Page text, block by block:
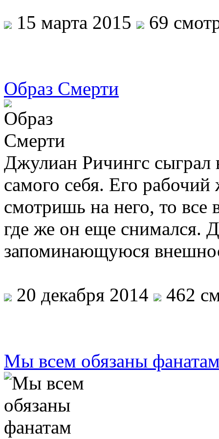
15 марта 2015 69
Образ Смерти
Джулиан Ричингс сыграл
самого себя. Его
смотришь на него, то
где же он еще снимался.
запоминающуюся
20 декабря 2014 462
Мы всем обязаны